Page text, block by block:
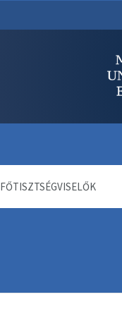
FŐTISZTSÉGVISELŐK